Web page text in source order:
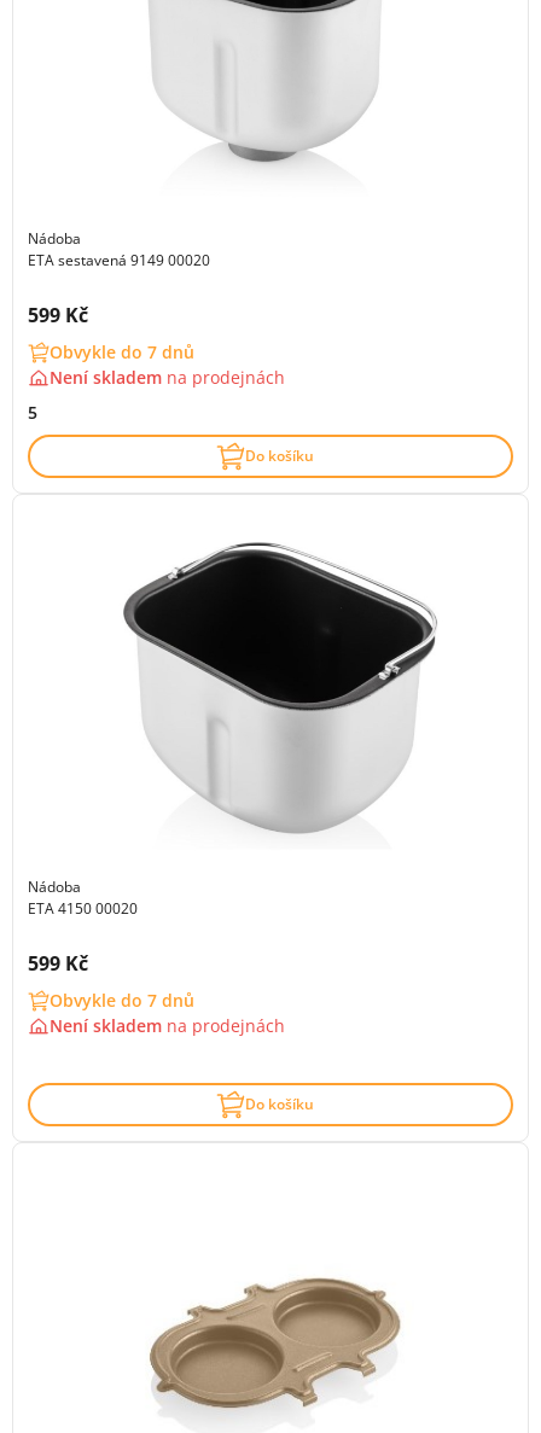
Nádoba
ETA sestavená 9149 00020
Cena s DPH:
599 Kč
Obvykle do 7 dnů
Není skladem na prodejnách
5
Do košíku
Nádoba
ETA 4150 00020
Cena s DPH:
599 Kč
Obvykle do 7 dnů
Není skladem na prodejnách
Do košíku